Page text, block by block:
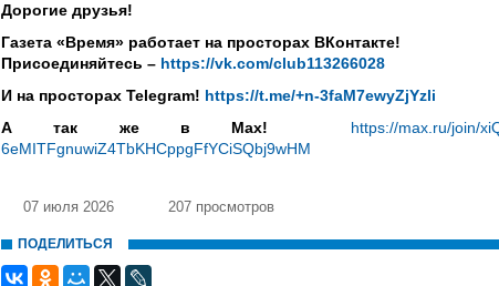
Дорогие друзья!
Газета «Время» работает на просторах ВКонтакте!
Присоединяйтесь – https://vk.com/club113266028
И на просторах Telegram! https://t.me/+n-3faM7ewyZjYzli
А так же в Max! https://max.ru/join/
6eMITFgnuwiZ4TbKHCppgFfYCiSQbj9wHM
07 июля 2026 207 просмотров
ПОДЕЛИТЬСЯ